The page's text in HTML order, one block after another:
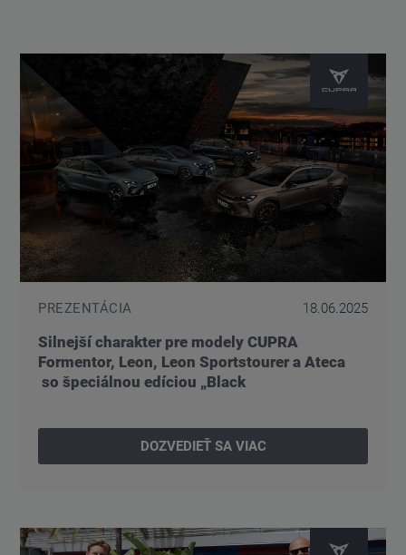
PREZENTÁCIA 18.06.2025
Silnejší charakter pre modely CUPRA
Formentor, Leon, Leon Sportstourer a Ateca
so špeciálnou edíciou „Black
DOZVEDIEŤ SA VIAC